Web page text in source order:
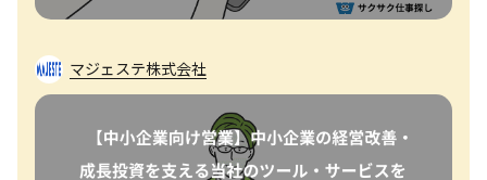
マジェステ株式会社